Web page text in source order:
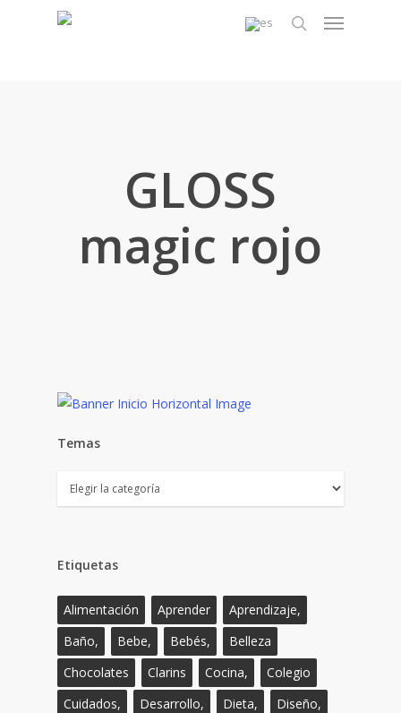
Menu
GLOSS
magic rojo
Temas
Temas
Etiquetas
Alimentación Aprender
Aprendizaje,
Baño,
Bebe, Bebés,
Belleza
Chocolates
Clarins Cocina,
Colegio
Cuidados,
Desarrollo, Dieta,
Diseño,